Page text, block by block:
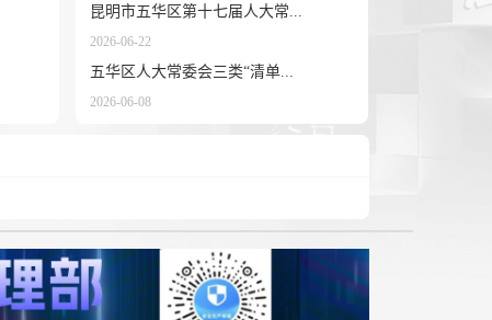
昆明市五华区第十七届人大常...
2026-06-22
五华区人大常委会三类“清单...
2026-06-08